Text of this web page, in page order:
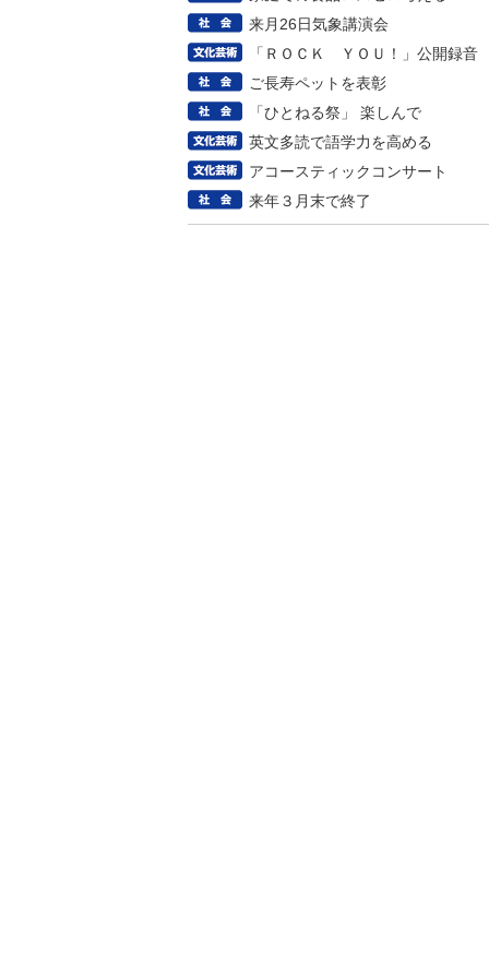
来月26日気象講演会
「ＲＯＣＫ ＹＯＵ！」公開録音
ご長寿ペットを表彰
「ひとねる祭」 楽しんで
英文多読で語学力を高める
アコースティックコンサート
来年３月末で終了